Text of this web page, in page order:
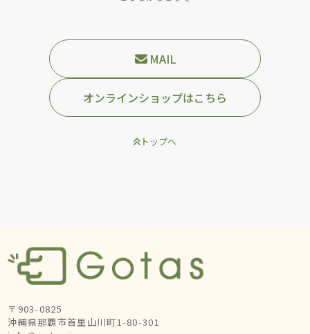
MAIL
オンラインショップはこちら
トップへ
〒903-0825
沖縄県那覇市首里山川町1-80-301